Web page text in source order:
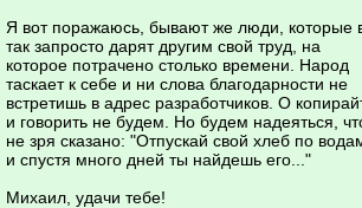
Я вот поражаюсь, бывают же люди, которые
так запросто дарят другим свой труд, на
которое потрачено столько времени. Народ
таскает к себе и ни слова благодарности не
встретишь в адрес разработчиков. О
и говорить не будем. Но будем надеяться,
не зря сказано: "Отпускай свой хлеб по
и спустя много дней ты найдешь его..."
Михаил, удачи тебе!